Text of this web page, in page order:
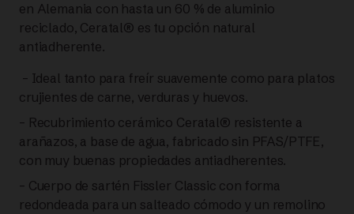
SARTÉN
CERÁMICA
28
CM |
FISSLER
cantidad
en Alemania con hasta un 60 % de aluminio
reciclado, Ceratal® es tu opción natural
antiadherente.
– Ideal tanto para freír suavemente como para platos
crujientes de carne, verduras y huevos.
– Recubrimiento cerámico Ceratal® resistente a
arañazos, a base de agua, fabricado sin PFAS/PTFE,
con muy buenas propiedades antiadherentes.
– Cuerpo de sartén Fissler Classic con forma
redondeada para un salteado cómodo y un remolino